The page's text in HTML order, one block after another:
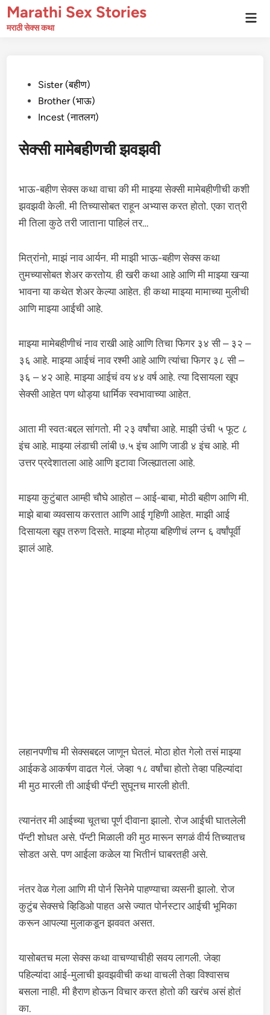
Skip
toMarathi Sex Stories
मराठी सेक्स कथा
PostedSister (बहीण)
Brother (भाऊ)
Incest (नातलग)
सेक्सी मामेबहीणची झवझवी
भाऊ-बहीण सेक्स कथा वाचा की मी माझ्या सेक्सी मामेबहीणीची कशी
झवझवी केली. मी तिच्यासोबत राहून अभ्यास करत होतो. एका रात्री
मी तिला कुठे तरी जाताना पाहिलं तर…
मित्रांनो, माझं नाव आर्यन. मी माझी भाऊ-बहीण सेक्स कथा
तुमच्यासोबत शेअर करतोय. ही खरी कथा आहे आणि मी माझ्या खऱ्या
भावना या कथेत शेअर केल्या आहेत. ही कथा माझ्या मामाच्या मुलीची
आणि माझ्या आईची आहे.
माझ्या मामेबहीणीचं नाव राखी आहे आणि तिचा फिगर ३४ सी – ३२ –
३६ आहे. माझ्या आईचं नाव रश्मी आहे आणि त्यांचा फिगर ३८ सी –
३६ – ४२ आहे. माझ्या आईचं वय ४४ वर्ष आहे. त्या दिसायला खूप
सेक्सी आहेत पण थोड्या धार्मिक स्वभावाच्या आहेत.
आता मी स्वतःबद्दल सांगतो. मी २३ वर्षांचा आहे. माझी उंची ५ फूट ८
इंच आहे. माझ्या लंडाची लांबी ७.५ इंच आणि जाडी ४ इंच आहे. मी
उत्तर प्रदेशातला आहे आणि इटावा जिल्ह्यातला आहे.
माझ्या कुटुंबात आम्ही चौघे आहोत – आई-बाबा, मोठी बहीण आणि मी.
माझे बाबा व्यवसाय करतात आणि आई गृहिणी आहेत. माझी आई
दिसायला खूप तरुण दिसते. माझ्या मोठ्या बहिणीचं लग्न ६ वर्षांपूर्वी
झालं आहे.
लहानपणीच मी सेक्सबद्दल जाणून घेतलं. मोठा होत गेलो तसं माझ्या
आईकडे आकर्षण वाढत गेलं. जेव्हा १८ वर्षांचा होतो तेव्हा पहिल्यांदा
मी मुठ मारली ती आईची पॅन्टी सुघूनच मारली होती.
त्यानंतर मी आईच्या चूतचा पूर्ण दीवाना झालो. रोज आईची घातलेली
पॅन्टी शोधत असे. पॅन्टी मिळाली की मुठ मारून सगळं वीर्य तिच्यातच
सोडत असे. पण आईला कळेल या भितीनं घाबरतही असे.
नंतर वेळ गेला आणि मी पोर्न सिनेमे पाहण्याचा व्यसनी झालो. रोज
कुटुंब सेक्सचे व्हिडिओ पाहत असे ज्यात पोर्नस्टार आईची भूमिका
करून आपल्या मुलाकडून झववत असत.
यासोबतच मला सेक्स कथा वाचण्याचीही सवय लागली. जेव्हा
पहिल्यांदा आई-मुलाची झवझवीची कथा वाचली तेव्हा विश्वासच
बसला नाही. मी हैराण होऊन विचार करत होतो की खरंच असं होतं
का.